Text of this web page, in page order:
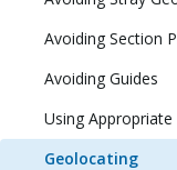
Avoiding Section
Avoiding Guides
Using
Geolocating